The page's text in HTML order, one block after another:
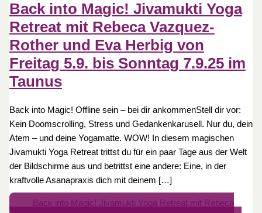
Back into Magic! Jivamukti Yoga
Retreat mit Rebeca Vazquez-
Rother und Eva Herbig von
Freitag 5.9. bis Sonntag 7.9.25 im
Taunus
Back into Magic! Offline sein – bei dir ankommenStell dir vor:
Kein Doomscrolling, Stress und Gedankenkarusell. Nur du, dein
Atem – und deine Yogamatte. WOW! In diesem magischen
Jivamukti Yoga Retreat trittst du für ein paar Tage aus der Welt
der Bildschirme aus und betrittst eine andere: Eine, in der
kraftvolle Asanapraxis dich mit deinem […]
Back into Magic! Jivamukti Yoga Retreat mit Rebeca